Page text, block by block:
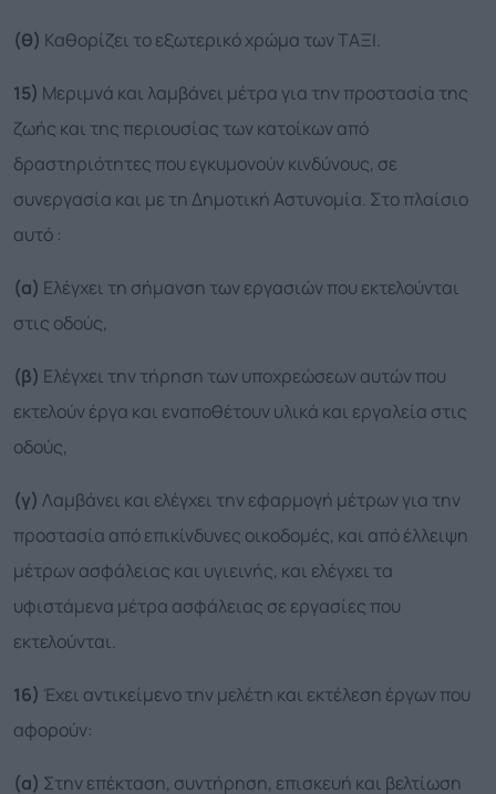
(θ) Καθορίζει το εξωτερικό χρώμα των ΤΑΞΙ.
15) Μεριμνά και λαμβάνει μέτρα για την προστασία της
ζωής και της περιουσίας των κατοίκων από
δραστηριότητες που εγκυμονούν κινδύνους, σε
συνεργασία και με τη Δημοτική Αστυνομία. Στο πλαίσιο
αυτό :
(α) Ελέγχει τη σήμανση των εργασιών που εκτελούνται
στις οδούς,
(β) Ελέγχει την τήρηση των υποχρεώσεων αυτών που
εκτελούν έργα και εναποθέτουν υλικά και εργαλεία στις
οδούς,
(γ) Λαμβάνει και ελέγχει την εφαρμογή μέτρων για την
προστασία από επικίνδυνες οικοδομές, και από έλλειψη
μέτρων ασφάλειας και υγιεινής, και ελέγχει τα
υφιστάμενα μέτρα ασφάλειας σε εργασίες που
εκτελούνται.
16) Έχει αντικείμενο την μελέτη και εκτέλεση έργων που
αφορούν:
(α) Στην επέκταση, συντήρηση, επισκευή και βελτίωση